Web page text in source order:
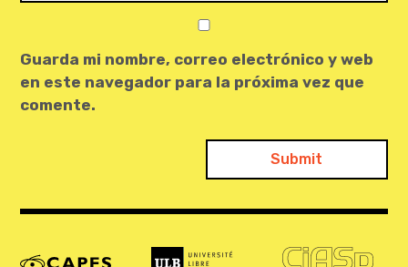
Guarda mi nombre, correo electrónico y web
en este navegador para la próxima vez que
comente.